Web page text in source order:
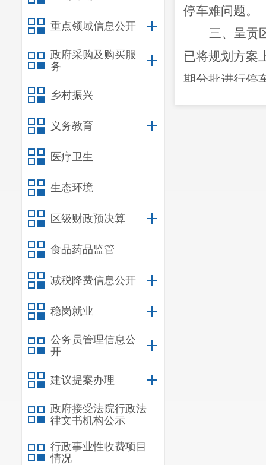
重点领域信息公开
政府采购及购买服
务
乡村振兴
义务教育
医疗卫生
生态环境
区级财政预决算
食品药品监管
减税降费信息公开
稳岗就业
公务员管理信息公
开
建议提案办理
政府接受法院行政法
律文书机构公示
行政事业性收费项目
情况
停车难问题。
三、 呈贡
已将规划方案
期分批进行停
四、可用